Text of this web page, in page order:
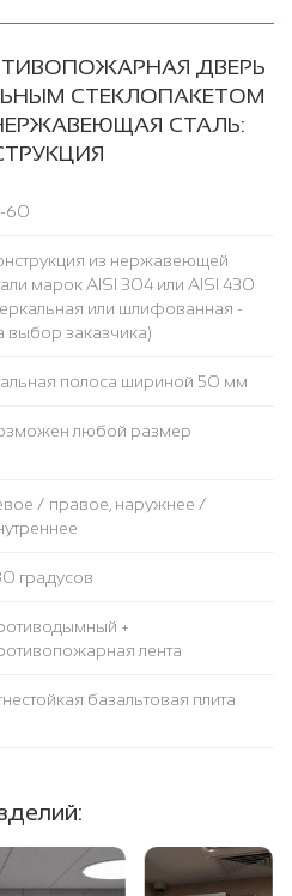
ДВЕРЬ
СТЕКЛОПАКЕТОМ
СТАЛЬ:
60
из нержавеющей
марок AISI 304 или AISI 430
или шлифованная -
выбор заказчика)
полоса шириной 50 мм
любой размер
/ правое, наружнее /
градусов
+
лента
базальтовая плита